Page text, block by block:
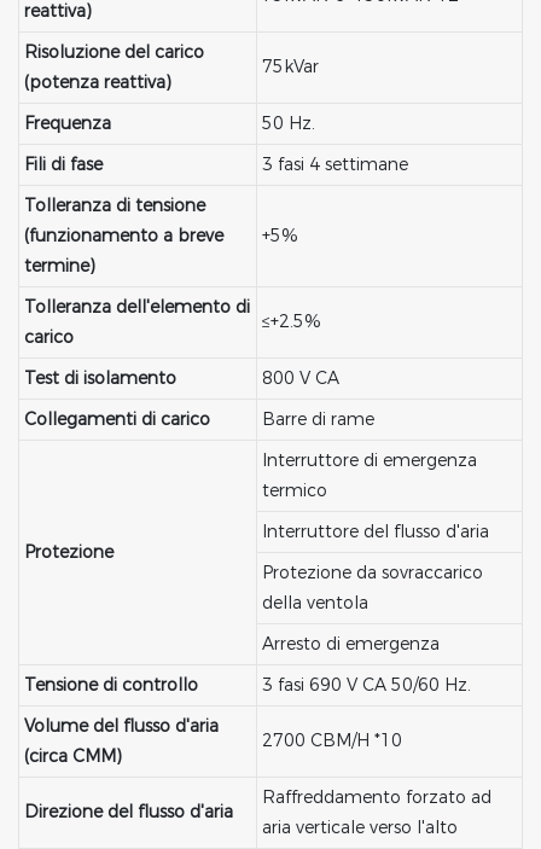
reattiva)
Risoluzione del carico
(potenza reattiva)
75kVar
Frequenza
50 Hz.
Fili di fase
3 fasi 4 settimane
Tolleranza di tensione
(funzionamento a breve
termine)
+5%
Tolleranza dell'elemento di
carico
≤+2.5%
Test di isolamento
800 V CA
Collegamenti di carico
Barre di rame
Protezione
Interruttore di emergenza
termico
Interruttore del flusso d'aria
Protezione da sovraccarico
della ventola
Arresto di emergenza
Tensione di controllo
3 fasi 690 V CA 50/60 Hz.
Volume del flusso d'aria
(circa CMM)
2700 CBM/H *10
Direzione del flusso d'aria
Raffreddamento forzato ad
aria verticale verso l'alto